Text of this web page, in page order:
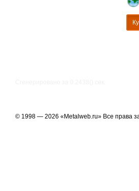
© 1998 — 2026 «Metalweb.ru» Все права